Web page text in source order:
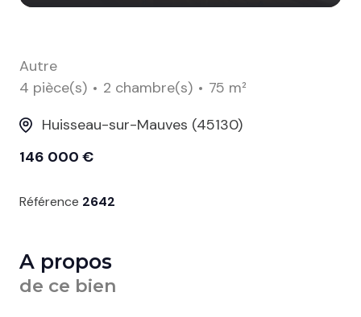
Autre
4 pièce(s)
2 chambre(s)
75 m²
Huisseau-sur-Mauves (45130)
146 000 €
Référence 2642
A propos
de ce bien